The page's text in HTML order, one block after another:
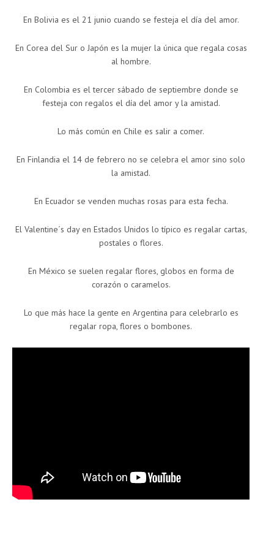
En Bolivia es el 21 junio cuando se festeja el día del amor.
En Corea del Sur o Japón es la mujer la única que regala cosas
al hombre.
En Colombia es el tercer sábado de septiembre donde se
festeja con regalos el día del amor y la amistad.
Lo más común en Chile es salir a comer.
En Finlandia el 14 de febrero no se celebra el amor sino solo
la amistad.
En Ecuador se venden muchas rosas para esta fecha.
El Valentine´s day en Estados Unidos lo típico es regalar cartas,
postales o flores.
En México se suelen regalar flores, globos en forma de
corazón o caramelos.
Lo que más hace la gente en Argentina para celebrarlo es
regalar ropa, flores o bombones.